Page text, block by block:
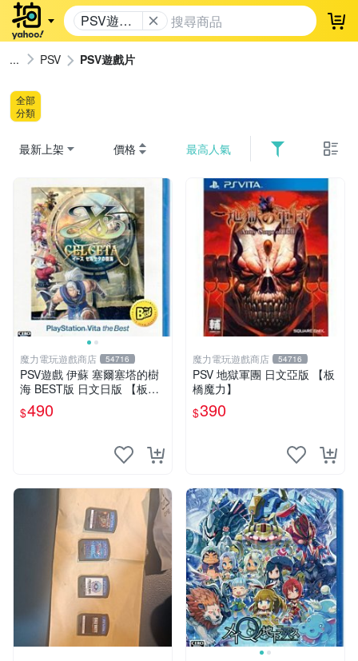
PSV遊戲
片
登
PSV PSV遊戲片
全部
分類
最新上架 價格 最高人氣
魔力電玩遊戲商店 54716
PSV遊戲 伊蘇 塞爾塞塔的樹
海 BEST版 日文日版 【板橋
魔力】
$490
魔力電玩遊戲商店 54716
PSV 地獄軍團 日文亞版 【板
橋魔力】
$390